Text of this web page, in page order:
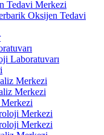
Tedavi Merkezi
Oksijen Tedavi
Laboratuvarı
Merkezi
Merkezi
Merkezi
Merkezi